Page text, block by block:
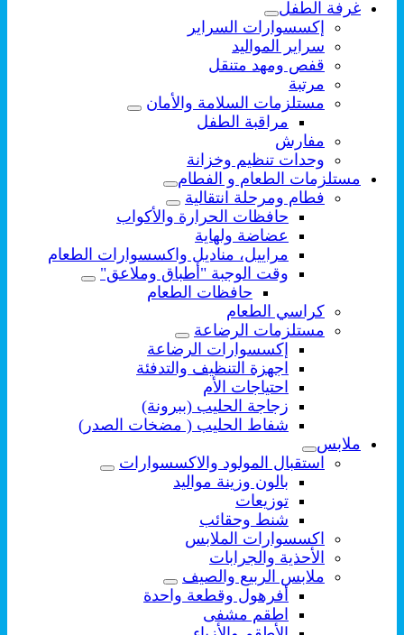
غرفة الطفل
إكسسوارات السراير
سراير المواليد
قفص ومهد متنقل
مرتبة
مستلزمات السلامة والأمان
مراقبة الطفل
مفارش
وحدات تنظيم وخزانة
مستلزمات الطعام و الفطام
فطام ومرحلة انتقالية
حافظات الحرارة والأكواب
عضاضة ولهاية
مراييل، مناديل واكسسوارات الطعام
وقت الوجبة "أطباق وملاعق"
حافظات الطعام
كراسي الطعام
مستلزمات الرضاعة
إكسسوارات الرضاعة
اجهزة التنظيف والتدفئة
احتياجات الأم
زجاجة الحليب (ببرونة)
شفاط الحليب ( مضخات الصدر)
ملابس
استقبال المولود والاكسسوارات
بالون وزينة مواليد
توزيعات
شنط وحقائب
اكسسوارات الملابس
الأحذية والجرابات
ملابس الربيع والصيف
أفرهول وقطعة واحدة
اطقم مشفى